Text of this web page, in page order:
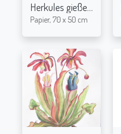
Herkules gießen - Lithografie
Papier, 70 x 50 cm